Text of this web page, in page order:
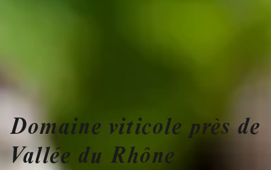
Domaine viticole près de
Vallée du Rhône